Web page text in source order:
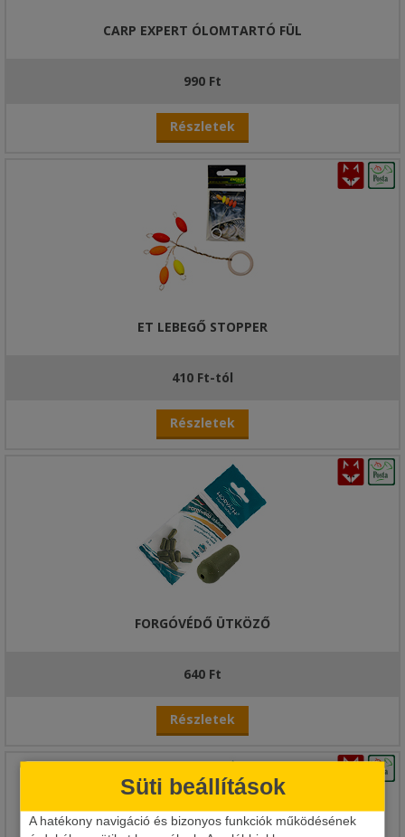
Süti beállítások
A hatékony navigáció és bizonyos funkciók működésének
CARP EXPERT ÓLOMTARTÓ FÜL
990 Ft
Részletek
ET LEBEGŐ STOPPER
410 Ft-tól
Részletek
FORGÓVÉDŐ ÜTKÖZŐ
640 Ft
Részletek